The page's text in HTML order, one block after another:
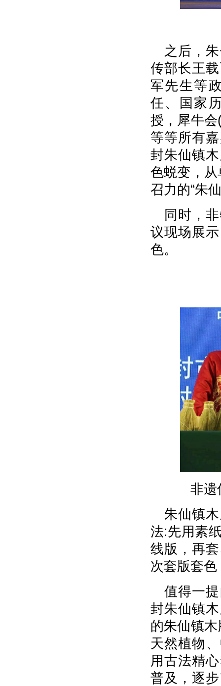
之后，
传部长王
军先生等
任、国家
授，犀牛
等等所有
封朱仙镇
色蜕变，从
召力的“朱
同时，
议现场展
色。
非遗
朱仙镇
法:先用素
线版，再
次套版套
值得一
封朱仙镇
的朱仙镇
天然植物
用古法精
普及，逐